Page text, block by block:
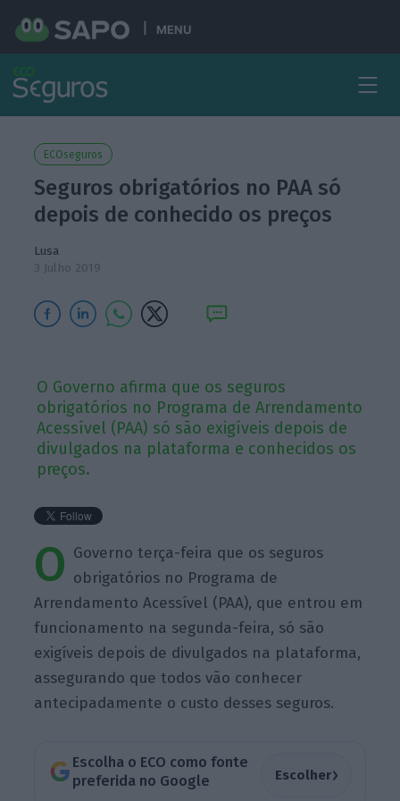
MENU
ECOseguros
Seguros obrigatórios no PAA só
depois de conhecido os preços
Lusa
3 Julho 2019
O Governo afirma que os seguros
obrigatórios no Programa de Arrendamento
Acessível (PAA) só são exigíveis depois de
divulgados na plataforma e conhecidos os
preços.
O Governo terça-feira que os seguros
obrigatórios no Programa de
Arrendamento Acessível (PAA), que entrou em
funcionamento na segunda-feira, só são
exigíveis depois de divulgados na plataforma,
assegurando que todos vão conhecer
antecipadamente o custo desses seguros.
Escolha o ECO como fonte
preferida no Google
Escolher›